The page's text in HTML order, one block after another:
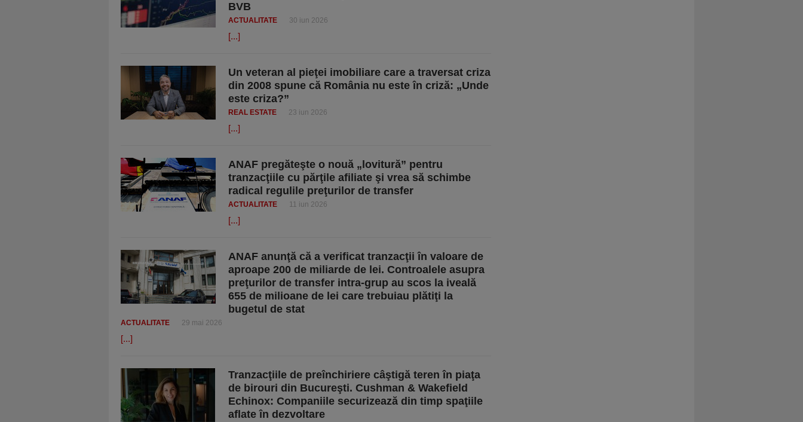
BVB
ACTUALITATE 30 iun 2026
[...]
Un veteran al pieţei imobiliare care a traversat criza
din 2008 spune că România nu este în criză: „Unde
este criza?”
REAL ESTATE 23 iun 2026
[...]
ANAF pregăteşte o nouă „lovitură” pentru
tranzacţiile cu părţile afiliate şi vrea să schimbe
radical regulile preţurilor de transfer
ACTUALITATE 11 iun 2026
[...]
ANAF anunţă că a verificat tranzacţii în valoare de
aproape 200 de miliarde de lei. Controalele asupra
preţurilor de transfer intra-grup au scos la iveală
655 de milioane de lei care trebuiau plătiţi la
bugetul de stat
ACTUALITATE 29 mai 2026
[...]
Tranzacţiile de preînchiriere câştigă teren în piaţa
de birouri din Bucureşti. Cushman & Wakefield
Echinox: Companiile securizează din timp spaţiile
aflate în dezvoltare